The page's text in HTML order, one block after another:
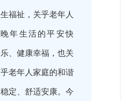
生福祉，关乎老年人
晚年生活的平安快
乐、健康幸福，也关
乎老年人家庭的和谐
稳定、舒适安康。今